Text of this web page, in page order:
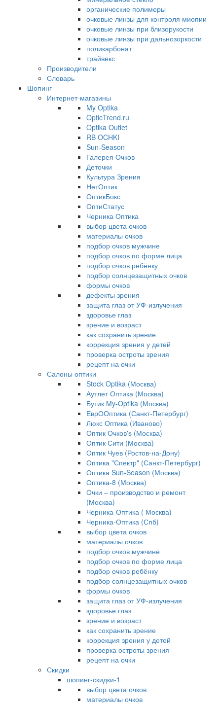
органические полимеры
очковые линзы для контроля миопии
очковые линзы при близорукости
очковые линзы при дальнозоркости
поликарбонат
трайвекс
Производители
Словарь
Шопинг
Интернет-магазины
My Optika
OpticTrend.ru
Optika Outlet
RB OCHKI
Sun-Season
Галерея Очков
Деточки
Культура Зрения
НетОптик
ОптикБокс
ОптиСтатус
Черника Оптика
выбор цвета очков
материалы очков
подбор очков мужчине
подбор очков по форме лица
подбор очков ребёнку
подбор солнцезащитных очков
формы очков
дефекты зрения
защита глаз от УФ-излучения
здоровье глаз
зрение и возраст
как сохранить зрение
коррекция зрения у детей
проверка остроты зрения
рецепт на очки
Салоны оптики
Stock Optika (Москва)
Аутлет Оптика (Москва)
Бутик My-Optika (Москва)
ЕврООптика (Санкт-Петербург)
Люкс Оптика (Иваново)
Оптик Очков's (Москва)
Оптик Сити (Москва)
Оптик Чуев (Ростов-на-Дону)
Оптика "Спектр" (Санкт-Петербург)
Оптика Sun-Season (Москва)
Оптика-8 (Москва)
Очки – производство и ремонт
(Москва)
Черника-Оптика ( Москва)
Черника-Оптика (Спб)
выбор цвета очков
материалы очков
подбор очков мужчине
подбор очков по форме лица
подбор очков ребёнку
подбор солнцезащитных очков
формы очков
защита глаз от УФ-излучения
здоровье глаз
зрение и возраст
как сохранить зрение
коррекция зрения у детей
проверка остроты зрения
рецепт на очки
Скидки
шопинг-скидки-1
выбор цвета очков
материалы очков